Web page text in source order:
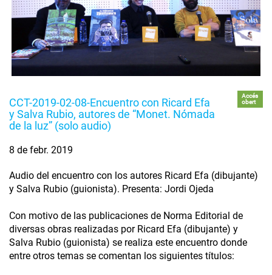
CCT-2019-02-08-Encuentro con Ricard Efa
y Salva Rubio, autores de “Monet. Nómada
de la luz” (solo audio)
Accés
obert
8 de febr. 2019
Audio del encuentro con los autores Ricard Efa (dibujante)
y Salva Rubio (guionista). Presenta: Jordi Ojeda
Con motivo de las publicaciones de Norma Editorial de
diversas obras realizadas por Ricard Efa (dibujante) y
Salva Rubio (guionista) se realiza este encuentro donde
entre otros temas se comentan los siguientes títulos: